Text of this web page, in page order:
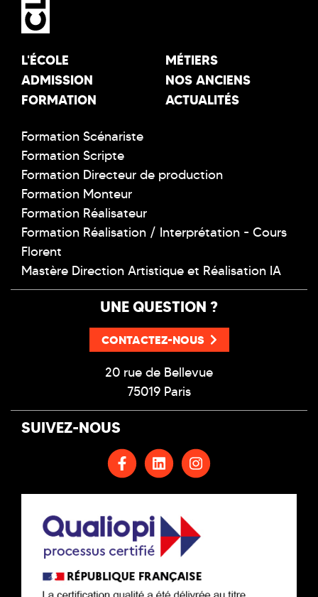
L'ÉCOLE
ADMISSION
FORMATION
MÉTIERS
NOS ANCIENS
ACTUALITÉS
Formation Scénariste
Formation Scripte
Formation Directeur de production
Formation Monteur
Formation Réalisateur
Formation Réalisation / Interprétation - Cours
Florent
Mastère Direction Artistique et Réalisation IA
UNE QUESTION ?
CONTACTEZ-NOUS
20 rue de Bellevue
75019 Paris
SUIVEZ-NOUS